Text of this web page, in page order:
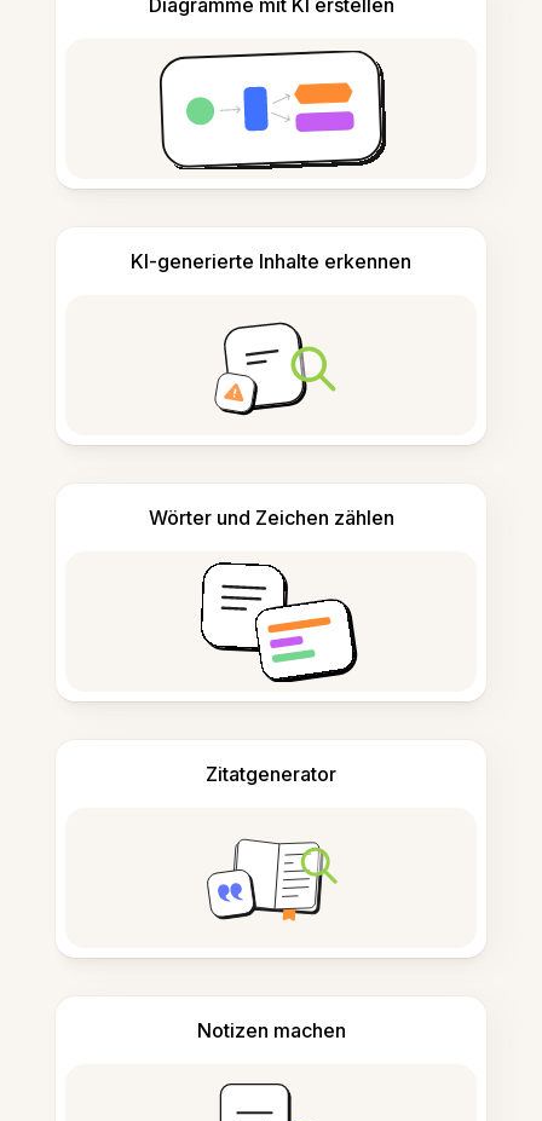
Diagramme mit KI erstellen
KI-generierte Inhalte erkennen
Wörter und Zeichen zählen
Zitatgenerator
Notizen machen